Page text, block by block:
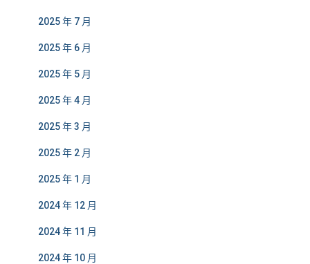
2025 年 7 月
2025 年 6 月
2025 年 5 月
2025 年 4 月
2025 年 3 月
2025 年 2 月
2025 年 1 月
2024 年 12 月
2024 年 11 月
2024 年 10 月